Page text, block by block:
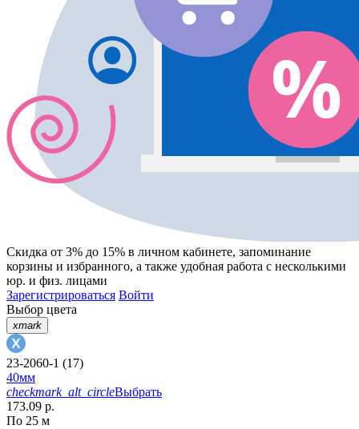
Скидка от 3% до 15% в личном кабинете, запоминание
корзины и избранного, а также удобная работа с несколькими
юр. и физ. лицами
Зарегистрироваться Войти
Выбор цвета
xmark
23-2060-1 (17)
40мм
checkmark_alt_circleВыбрать
173.09 р.
По 25 м